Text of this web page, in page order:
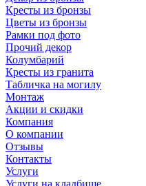
Кресты из бронзы
Цветы из бронзы
Рамки под фото
Прочий декор
Колумбарий
Кресты из гранита
Табличка на могилу
Монтаж
Акции и скидки
Компания
О компании
Отзывы
Контакты
Услуги
Услуги на кладбище